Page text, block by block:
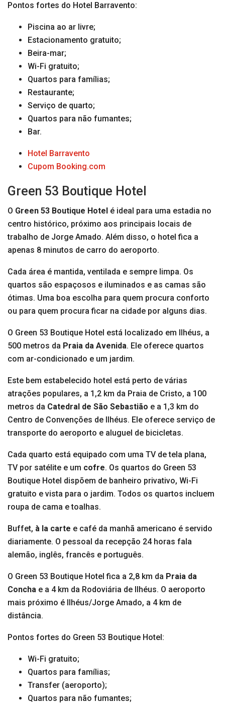
Pontos fortes do Hotel Barravento:
Piscina ao ar livre;
Estacionamento gratuito;
Beira-mar;
Wi-Fi gratuito;
Quartos para famílias;
Restaurante;
Serviço de quarto;
Quartos para não fumantes;
Bar.
Hotel Barravento
Cupom Booking.com
Green 53 Boutique Hotel
O Green 53 Boutique Hotel é ideal para uma estadia no
centro histórico, próximo aos principais locais de
trabalho de Jorge Amado. Além disso, o hotel fica a
apenas 8 minutos de carro do aeroporto.
Cada área é mantida, ventilada e sempre limpa. Os
quartos são espaçosos e iluminados e as camas são
ótimas. Uma boa escolha para quem procura conforto
ou para quem procura ficar na cidade por alguns dias.
O Green 53 Boutique Hotel está localizado em Ilhéus, a
500 metros da Praia da Avenida. Ele oferece quartos
com ar-condicionado e um jardim.
Este bem estabelecido hotel está perto de várias
atrações populares, a 1,2 km da Praia de Cristo, a 100
metros da Catedral de São Sebastião e a 1,3 km do
Centro de Convenções de Ilhéus. Ele oferece serviço de
transporte do aeroporto e aluguel de bicicletas.
Cada quarto está equipado com uma TV de tela plana,
TV por satélite e um cofre. Os quartos do Green 53
Boutique Hotel dispõem de banheiro privativo, Wi-Fi
gratuito e vista para o jardim. Todos os quartos incluem
roupa de cama e toalhas.
Buffet, à la carte e café da manhã americano é servido
diariamente. O pessoal da recepção 24 horas fala
alemão, inglês, francês e português.
O Green 53 Boutique Hotel fica a 2,8 km da Praia da
Concha e a 4 km da Rodoviária de Ilhéus. O aeroporto
mais próximo é Ilhéus/Jorge Amado, a 4 km de
distância.
Pontos fortes do Green 53 Boutique Hotel:
Wi-Fi gratuito;
Quartos para famílias;
Transfer (aeroporto);
Quartos para não fumantes;